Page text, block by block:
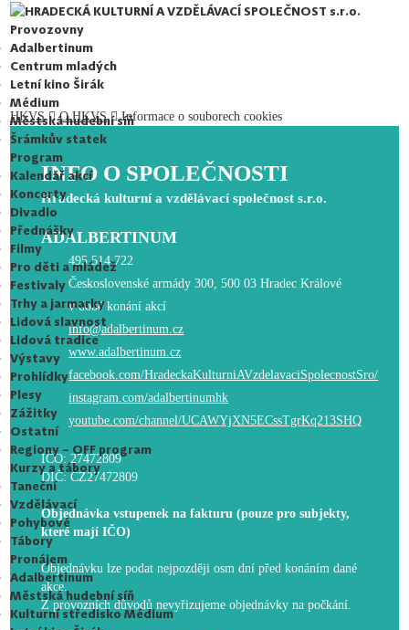
Provozovny
Adalbertinum
Centrum mladých
Letní kino Širák
Médium
Městská hudební síň
Šrámkův statek
Program
Kalendář akcí
Koncerty
Divadlo
Přednášky
Filmy
Pro děti a mládež
Festivaly
Trhy a jarmarky
Lidová slavnost
Lidová tradice
Výstavy
Prohlídky
Plesy
Zážitky
Ostatní
Regiony – OFF program
Kurzy a tábory
Taneční
Vzdělávací
Pohybové
Tábory
Pronájem
Adalbertinum
Městská hudební síň
Kulturní středisko Médium
HKVS O HKVS Informace o souborech cookies
INFO O SPOLEČNOSTI
Hradecká kulturní a vzdělávací společnost s.r.o.
ADALBERTINUM
495 514 722
Československé armády 300, 500 03 Hradec Králové
v době konání akcí
info@adalbertinum.cz
www.adalbertinum.cz
facebook.com/HradeckaKulturniAVzdelavaciSpolecnostSro/
instagram.com/adalbertinumhk
youtube.com/channel/UCAWYjXN5ECssTgrKq213SHQ
IČO: 27472809
DIČ: CZ27472809
Objednávka vstupenek na fakturu (pouze pro subjekty,
které mají IČO)
Objednávku lze podat nejpozději osm dní před konáním dané
akce.
Z provozních důvodů nevyřizujeme objednávky na počkání.